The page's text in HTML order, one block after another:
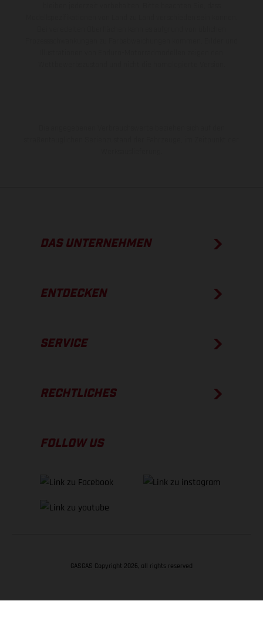
DAS UNTERNEHMEN
ENTDECKEN
SERVICE
RECHTLICHES
FOLLOW US
GASGAS Copyright 2026, all rights reserved